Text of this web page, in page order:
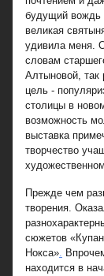
будущий вождь
великая
удивила меня.
словам
Алтыновой, так
цель -
столицы в
возможность
выставка
творчество
Прежде чем
творения.
сюжетов
Нокса».
находится в